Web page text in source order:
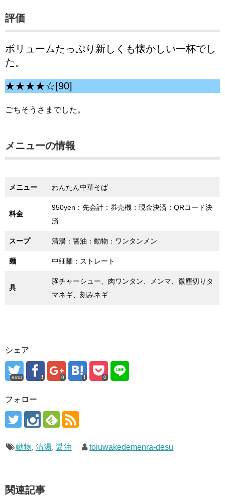
評価
ボリュームたっぷり新しくも懐かしい一杯でし
た。
★★★★☆[90]
ごちそうさまでした。
メニューの情報
メニュー わんたん中華そば
料金
950yen：先会計：券売機：現金決済：QRコード決
済
スープ 清湯：醤油：動物：ワンタンメン
麺 中細麺：ストレート
具
豚チャーシュー、肉ワンタン、メンマ、微塵切りタ
マネギ、刻みネギ
シェア
error 0 0
フォロー
動物, 清湯, 醤油 toiuwakedemenra-desu
関連記事